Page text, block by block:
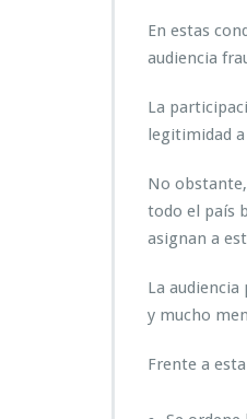
En estas
audiencia
La
legitimidad
No
todo el país
asignan a
La
y mucho
Frente a